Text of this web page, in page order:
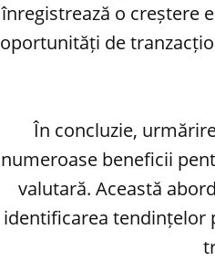
înregistrează o creștere
oportunități de
În concluzie,
numeroase beneficii
valutară. Această
identificarea tendințelor